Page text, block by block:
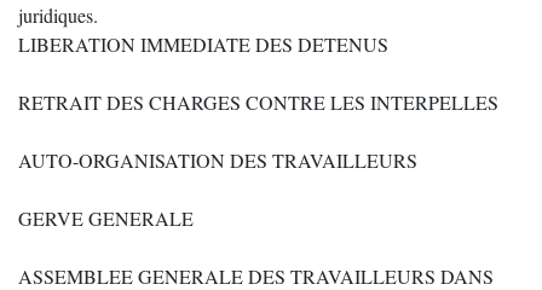
juridiques.
LIBERATION IMMEDIATE DES DETENUS
RETRAIT DES CHARGES CONTRE LES INTERPELLES
AUTO-ORGANISATION DES TRAVAILLEURS
GERVE GENERALE
ASSEMBLEE GENERALE DES TRAVAILLEURS DANS